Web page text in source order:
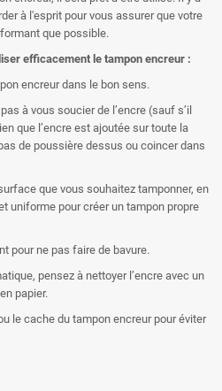
à l'esprit pour vous assurer que votre
que possible.
efficacement le tampon encreur :
encreur dans le bon sens.
à vous soucier de l’encre (sauf s’il
que l’encre est ajoutée sur toute la
de poussière dessus ou coincer dans
que vous souhaitez tamponner, en
uniforme pour créer un tampon propre
pour ne pas faire de bavure.
pensez à nettoyer l’encre avec un
papier.
le cache du tampon encreur pour éviter